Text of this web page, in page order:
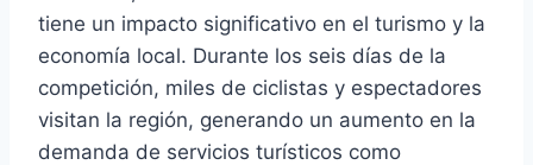
tiene un impacto significativo en el turismo y la
economía local. Durante los seis días de la
competición, miles de ciclistas y espectadores
visitan la región, generando un aumento en la
demanda de servicios turísticos como